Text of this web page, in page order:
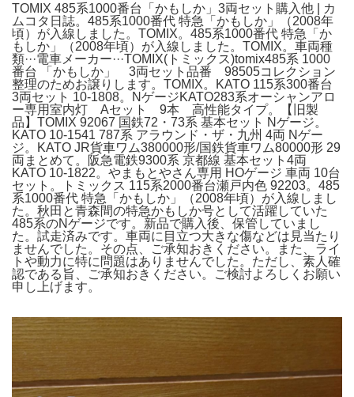
TOMIX 485系1000番台「かもしか」3両セット購入他 | カ
ムコタ日誌。485系1000番代 特急「かもしか」（2008年
頃）が入線しました。TOMIX。485系1000番代 特急「か
もしか」（2008年頃）が入線しました。TOMIX。車両種
類···電車メーカー···TOMIX(トミックス)tomix485系 1000
番台 「かもしか」 3両セット品番 98505コレクション
整理のためお譲りします。TOMIX。KATO 115系300番台
3両セット 10-1808。NゲージKATO283系オーシャンアロ
ー専用室内灯 Aセット 9本 高性能タイプ。【旧製
品】TOMIX 92067 国鉄72・73系 基本セット Nゲージ。
KATO 10-1541 787系 アラウンド・ザ・九州 4両 Nゲー
ジ。KATO JR貨車ワム380000形/国鉄貨車ワム80000形 29
両まとめて。阪急電鉄9300系 京都線 基本セット4両
KATO 10-1822。やまもとやさん専用 HOゲージ 車両 10台
セット。トミックス 115系2000番台瀬戸内色 92203。485
系1000番代 特急「かもしか」（2008年頃）が入線しまし
た。秋田と青森間の特急かもしか号として活躍していた
485系のNゲージです。新品で購入後、保管していまし
た。試走済みです。車両に目立つ大きな傷などは見当たり
ませんでした。その点、ご承知おきください。また、ライ
トや動力に特に問題はありませんでした。ただし、素人確
認である旨、ご承知おきください。ご検討よろしくお願い
申し上げます。